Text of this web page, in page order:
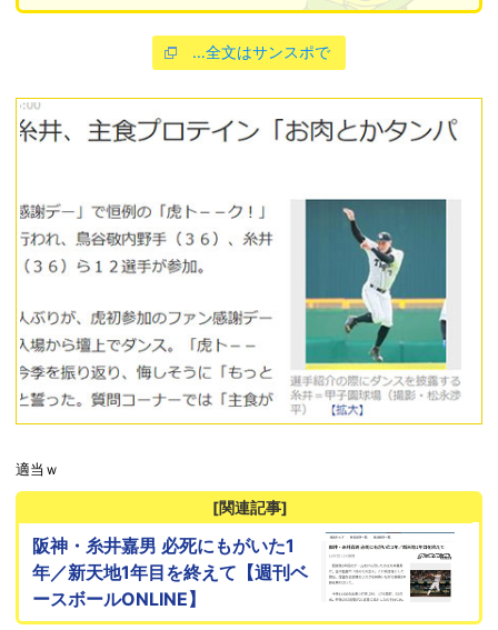
…全文はサンスポで
適当ｗ
[関連記事]
阪神・糸井嘉男 必死にもがいた1
年／新天地1年目を終えて【週刊ベ
ースボールONLINE】